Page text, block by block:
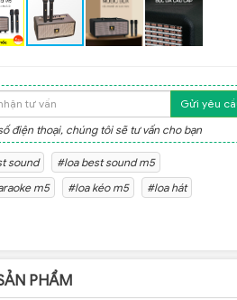
Gửi yêu
điện thoại, chúng tôi sẽ tư vấn cho bạn
sound
#loa best sound m5
m5
#loa kéo m5
#loa hát
PHẨM